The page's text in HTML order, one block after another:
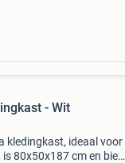
- Wit
kledingkast, ideaal voor
80x50x187 cm en biedt